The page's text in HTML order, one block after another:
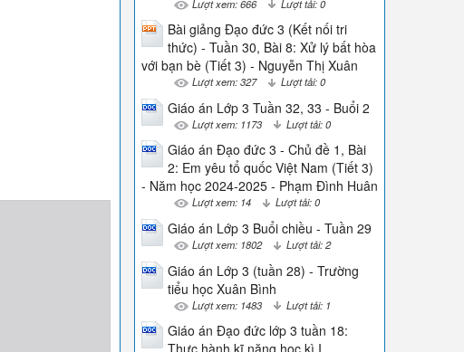
Lượt xem: 666 Lượt tải: 0
Bài giảng Đạo đức 3 (Kết nối tri
thức) - Tuần 30, Bài 8: Xử lý bất hòa
với bạn bè (Tiết 3) - Nguyễn Thị Xuân
Lượt xem: 327 Lượt tải: 0
Giáo án Lớp 3 Tuần 32, 33 - Buổi 2
Lượt xem: 1173 Lượt tải: 0
Giáo án Đạo đức 3 - Chủ đề 1, Bài
2: Em yêu tổ quốc Việt Nam (Tiết 3)
- Năm học 2024-2025 - Phạm Đình Huân
Lượt xem: 14 Lượt tải: 0
Giáo án Lớp 3 Buổi chiều - Tuần 29
Lượt xem: 1802 Lượt tải: 2
Giáo án Lớp 3 (tuần 28) - Trường
tiểu học Xuân Bình
Lượt xem: 1483 Lượt tải: 1
Giáo án Đạo đức lớp 3 tuần 18: